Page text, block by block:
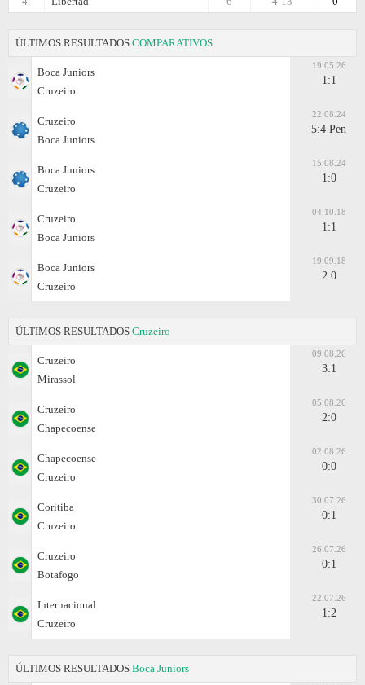
ÚLTIMOS RESULTADOS COMPARATIVOS
Boca Juniors
Cruzeiro
19.05.26
1:1
Cruzeiro
Boca Juniors
22.08.24
5:4 Pen
Boca Juniors
Cruzeiro
15.08.24
1:0
Cruzeiro
Boca Juniors
04.10.18
1:1
Boca Juniors
Cruzeiro
19.09.18
2:0
ÚLTIMOS RESULTADOS Cruzeiro
Cruzeiro
Mirassol
09.08.26
3:1
Cruzeiro
Chapecoense
05.08.26
2:0
Chapecoense
Cruzeiro
02.08.26
0:0
Coritiba
Cruzeiro
30.07.26
0:1
Cruzeiro
Botafogo
26.07.26
0:1
Internacional
Cruzeiro
22.07.26
1:2
ÚLTIMOS RESULTADOS Boca Juniors